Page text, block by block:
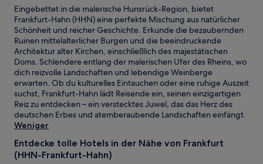
wurde.
Preise
und
Verfügbarkeiten
können
sich
ändern.
Es
können
zusätzliche
Bedingungen
gelten.
Eingebettet in die malerische Hunsrück-Region, bietet
Frankfurt-Hahn (HHN) eine perfekte Mischung aus natürlicher
Schönheit und reicher Geschichte. Erkunde die bezaubernden
Ruinen mittelalterlicher Burgen und die beeindruckende
Architektur alter Kirchen, einschließlich des majestätischen
Doms. Schlendere entlang der malerischen Ufer des Rheins, wo
dich reizvolle Landschaften und lebendige Weinberge
erwarten. Ob du kulturelles Eintauchen oder eine ruhige Auszeit
suchst, Frankfurt-Hahn lädt Reisende ein, seinen einzigartigen
Reiz zu entdecken – ein verstecktes Juwel, das das Herz des
deutschen Erbes und atemberaubende Landschaften einfängt.
Weniger
Entdecke tolle Hotels in der Nähe von Frankfurt
(HHN-Frankfurt-Hahn)